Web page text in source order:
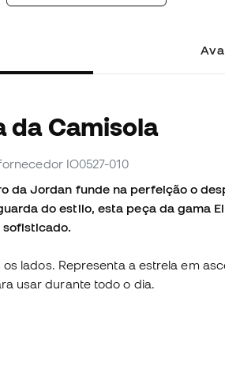
da Camisola
IO0527-010
da Jordan funde na perfeição o
do estilo, esta peça da gama
sofisticado.
lados. Representa a estrela em
usar durante todo o dia.